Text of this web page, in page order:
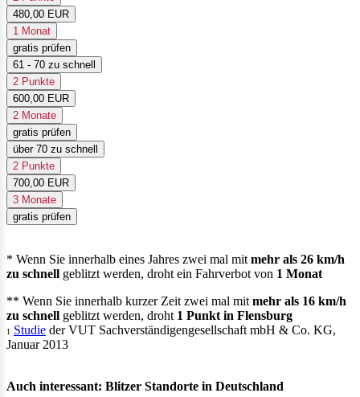
480,00 EUR
1 Monat
gratis prüfen
61 - 70 zu schnell
2 Punkte
600,00 EUR
2 Monate
gratis prüfen
über 70 zu schnell
2 Punkte
700,00 EUR
3 Monate
gratis prüfen
* Wenn Sie innerhalb eines Jahres zwei mal mit mehr als 26 km/h
zu schnell geblitzt werden, droht ein Fahrverbot von 1 Monat
** Wenn Sie innerhalb kurzer Zeit zwei mal mit mehr als 16 km/h
zu schnell geblitzt werden, droht 1 Punkt in Flensburg
1 Studie der VUT Sachverständigengesellschaft mbH & Co. KG,
Januar 2013
Auch interessant: Blitzer Standorte in Deutschland